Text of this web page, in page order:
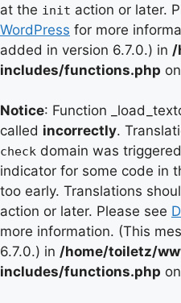
at the init action or later.
WordPress for more
added in version 6.7.0.) in /
includes/functions.php
Notice: Function
called incorrectly.
check domain was
indicator for some code in
too early. Translations
action or later. Please see
more information. (This
6.7.0.) in /home/toiletz/
includes/functions.php